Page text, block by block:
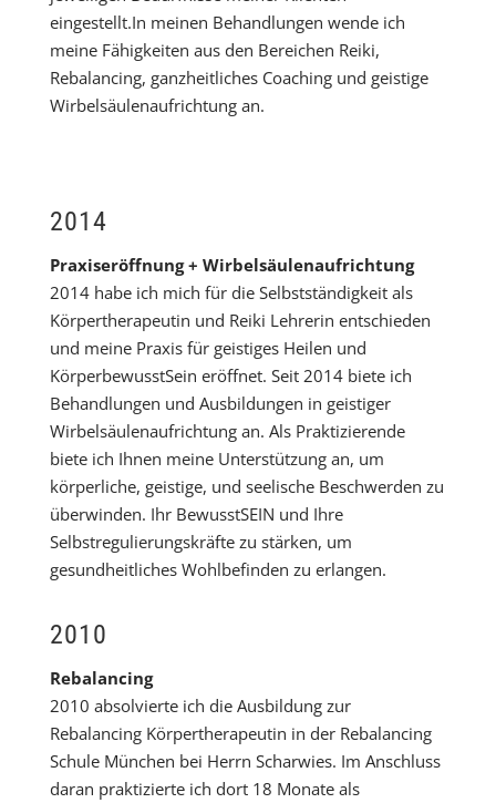
eingestellt.In meinen Behandlungen wende ich
meine Fähigkeiten aus den Bereichen Reiki,
Rebalancing, ganzheitliches Coaching und geistige
Wirbelsäulenaufrichtung an.
2014
Praxiseröffnung + Wirbelsäulenaufrichtung
2014 habe ich mich für die Selbstständigkeit als
Körpertherapeutin und Reiki Lehrerin entschieden
und meine Praxis für geistiges Heilen und
KörperbewusstSein eröffnet. Seit 2014 biete ich
Behandlungen und Ausbildungen in geistiger
Wirbelsäulenaufrichtung an. Als Praktizierende
biete ich Ihnen meine Unterstützung an, um
körperliche, geistige, und seelische Beschwerden zu
überwinden. Ihr BewusstSEIN und Ihre
Selbstregulierungskräfte zu stärken, um
gesundheitliches Wohlbefinden zu erlangen.
2010
Rebalancing
2010 absolvierte ich die Ausbildung zur
Rebalancing Körpertherapeutin in der Rebalancing
Schule München bei Herrn Scharwies. Im Anschluss
daran praktizierte ich dort 18 Monate als